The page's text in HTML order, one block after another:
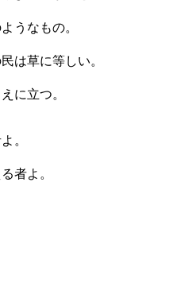
うなもの。
は草に等しい。
に立つ。
。
者よ。